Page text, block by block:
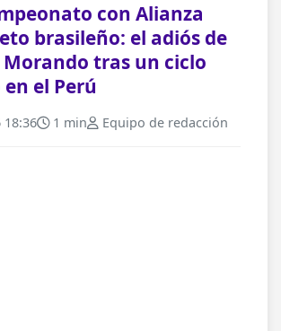
con Alianza
brasileño: el adiós de
Morando tras un ciclo
el Perú
18:36 1 min Equipo de redacción